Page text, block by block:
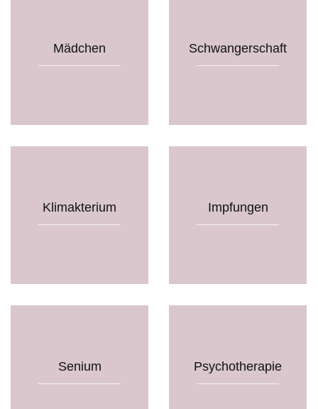
Mädchen Schwangerschaft
Klimakterium Impfungen
Senium Psychotherapie